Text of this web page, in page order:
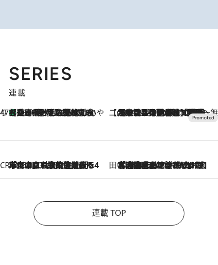
SERIES
連載
47都道府県の手みやげ ひんやりスイーツで夏を満喫
2026.8.8
【兵庫県】この夏絶対食べたい 冷やしておいしいおやつ3選 淡路島の恵みをジェラートに集約 【CREA×星野リゾート】唯一無二。癒しと発見が待つ場所へ
2026.8.7
【トンボの足水浴】ヒノキの香りに包まれて涼感マックス！約13℃の湧水かけ流しを避暑地「星野温泉 トンボの湯」で体験
CREA'S CHOICE
2026.8.7
「立川にも歌舞伎があるんだよ」 片岡仁左衛門・市川中車ら豪華座組みで4年目の立川立飛歌舞伎へ 田中稲の勝手に再ブーム
2026.8.7
「湘南乃風に憧れて」観客大盛上がりの“タオル回し”に、ラッパー顔負けの高速歌唱まで…さだまさし（74）のアグレッシブすぎる現在地
連載 TOP